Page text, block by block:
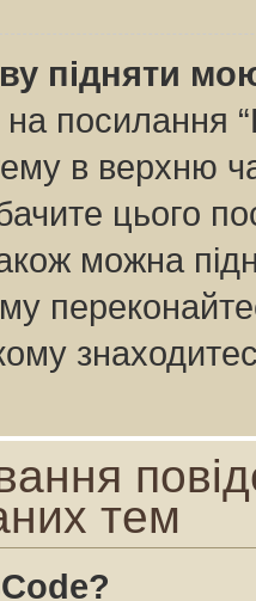
підняти
посилання
в верхню
цього
можна
тем